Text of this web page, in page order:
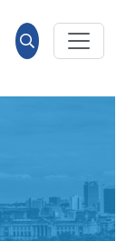
Suche
öffnen